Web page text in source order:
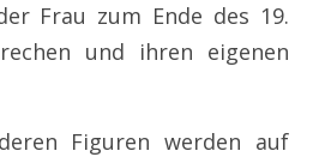
Frau zum Ende des 19.
und ihren eigenen
Figuren werden auf